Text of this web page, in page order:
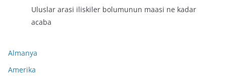
Uluslar arasi iliskiler bolumunun maasi ne kadar
acaba
Almanya
Amerika